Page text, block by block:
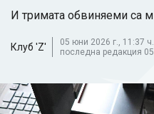
И тримата обвиняеми са
Клуб 'Z'
05 юни 2026 г., 11:37 ч.
последна редакция